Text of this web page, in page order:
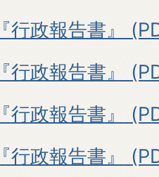
行政報告書』
行政報告書』
行政報告書』
行政報告書』